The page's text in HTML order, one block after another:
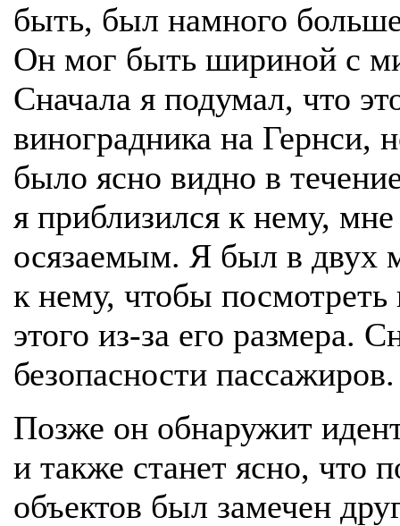
быть, был намного
Он мог быть шириной с
Сначала я подумал, что
виноградника на Гернси,
было ясно видно в
я приблизился к нему,
осязаемым. Я был в двух
к нему, чтобы
этого из-за его размера.
безопасности пассажиров.
Позже он обнаружит
и также станет ясно, что
объектов был замечен